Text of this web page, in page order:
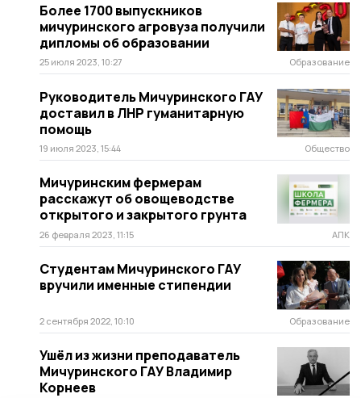
Более 1700 выпускников
мичуринского агровуза получили
дипломы об образовании
25 июля 2023, 10:27 Образование
Руководитель Мичуринского ГАУ
доставил в ЛНР гуманитарную
помощь
19 июля 2023, 15:44 Общество
Мичуринским фермерам
расскажут об овощеводстве
открытого и закрытого грунта
26 февраля 2023, 11:15 АПК
Студентам Мичуринского ГАУ
вручили именные стипендии
2 сентября 2022, 10:10 Образование
Ушёл из жизни преподаватель
Мичуринского ГАУ Владимир
Корнеев